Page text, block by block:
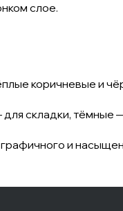
слое.
коричневые и
складки, тёмные
и